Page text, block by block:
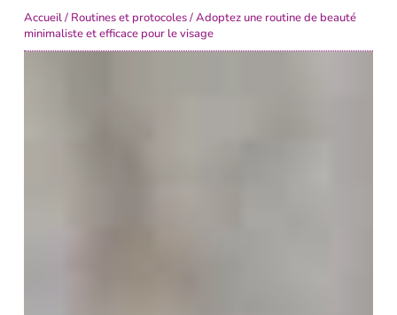
Accueil/ Routines et protocoles/ Adoptez une routine de beauté
minimaliste et efficace pour le visage